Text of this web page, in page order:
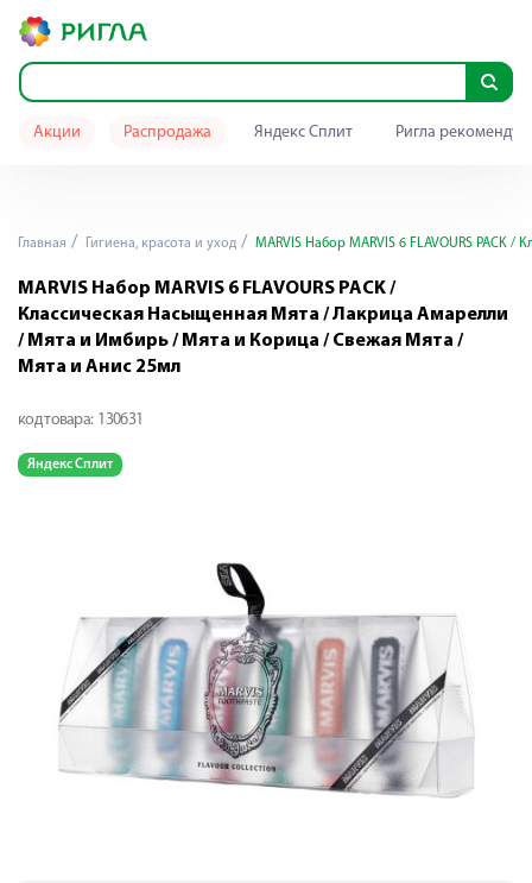
Акции Распродажа Яндекс Сплит Ригла
Главная Гигиена, красота и уход MARVIS Набор MARVIS 6 FLAVOURS
MARVIS Набор MARVIS 6 FLAVOURS PACK /
Классическая Насыщенная Мята / Лакрица Амарелли
/ Мята и Имбирь / Мята и Корица / Cвежая Мята /
Мята и Анис 25мл
код товара: 130631
Яндекс Сплит